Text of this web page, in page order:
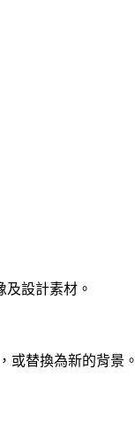
設計素材。
或替換為新的背景。